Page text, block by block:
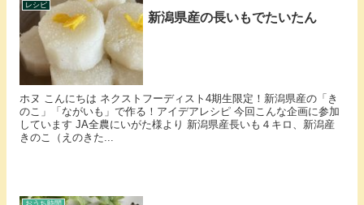
レシピ
新潟県産の長いもでたいたん
ホヌ こんにちは ネクストフーディスト4期生限定！新潟県産の「き
のこ」「ながいも」で作る！アイデアレシピ 今回こんな企画に参加
しています JA全農にいがた様より 新潟県産長いも４キロ、新潟産
きのこ（えのきた...
おうち時間